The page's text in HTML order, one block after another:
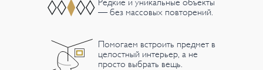
Редкие и уникальные объекты
— без массовых повторений.
Помогаем встроить предмет в
целостный интерьер, а не
просто выбрать вещь.